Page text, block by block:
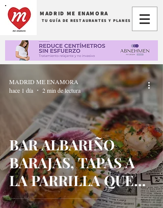
MADRID ME ENAMORA
TU GUÍA DE RESTAURANTES Y PLANES
BAR ALBARIÑO
BARAJAS, TAPAS A
LA PARRILLA QUE
ENAMORAN
MADRID ME ENAMORA
hace 1 día
2 min de lectura